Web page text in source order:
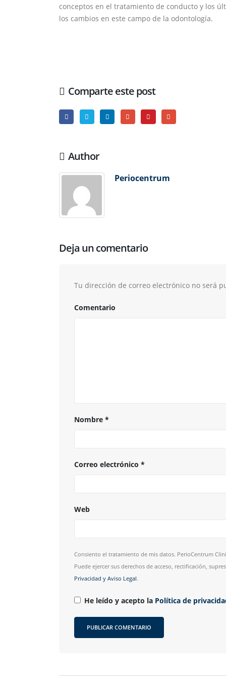
conceptos en el tratamiento de conducto y los
los cambios en este campo de la odontología.
Comparte este post
Author
Periocentrum
Deja un comentario
Tu dirección de correo electrónico no será
Comentario
Nombre *
Correo electrónico *
Web
Consiento el tratamiento de mis datos. PerioCentrum
Puede ejercer sus derechos de acceso, rectificación,
Privacidad y Aviso Legal.
He leído y acepto la Política de